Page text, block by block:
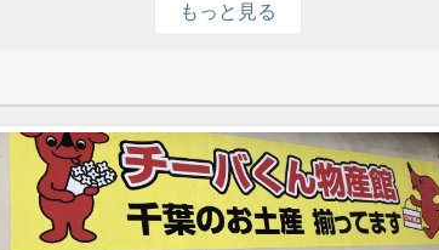
もっと見る